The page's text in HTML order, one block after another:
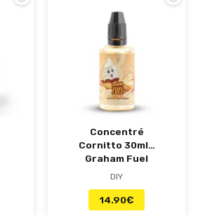
Concentré
Cornitto 30ml -
Graham Fuel
DIY
14.90€